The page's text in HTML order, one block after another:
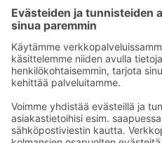
Asiakasomistajuus
Yhteishyvä Ruoka -sovellus
Prisma.fi
Sokos.fi
S-Pankki
Sokos Hotels
Raflaamo